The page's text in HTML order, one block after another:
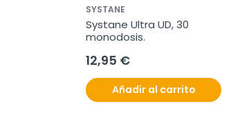
SYSTANE
Systane Ultra UD, 30
monodosis.
12,95 €
Añadir al carrito